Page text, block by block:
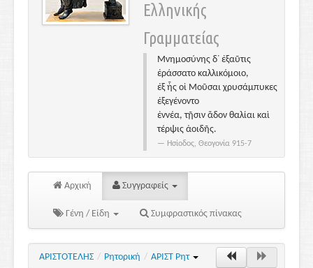
Ελληνικής
Γραμματείας
Μνημοσύνης δ᾽ ἐξαῦτις
ἐράσσατο καλλικόμοιο,
ἐξ ἧς οἱ Μοῦσαι χρυσάμπυκες
ἐξεγένοντο
ἐννέα, τῇσιν ἅδον θαλίαι καὶ
τέρψις ἀοιδῆς.
Ησίοδος, Θεογονία 915-7
Αρχική Συγγραφείς
Γένη / Είδη Συμφραστικός πίνακας
ΑΡΙΣΤΟΤΕΛΗΣ / Ρητορική / ΑΡΙΣΤ Ρητ